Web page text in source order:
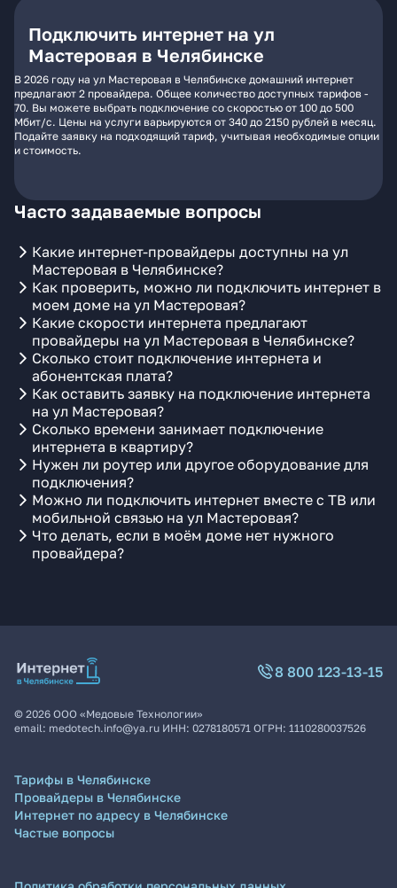
Подключить интернет на ул
Мастеровая в Челябинске
В 2026 году на ул Мастеровая в Челябинске домашний интернет
предлагают 2 провайдера. Общее количество доступных тарифов -
70. Вы можете выбрать подключение со скоростью от 100 до 500
Мбит/с. Цены на услуги варьируются от 340 до 2150 рублей в месяц.
Подайте заявку на подходящий тариф, учитывая необходимые опции
и стоимость.
Часто задаваемые вопросы
Какие интернет-провайдеры доступны на ул
Мастеровая в Челябинске?
Как проверить, можно ли подключить интернет в
моем доме на ул Мастеровая?
Какие скорости интернета предлагают
провайдеры на ул Мастеровая в Челябинске?
Сколько стоит подключение интернета и
абонентская плата?
Как оставить заявку на подключение интернета
на ул Мастеровая?
Сколько времени занимает подключение
интернета в квартиру?
Нужен ли роутер или другое оборудование для
подключения?
Можно ли подключить интернет вместе с ТВ или
мобильной связью на ул Мастеровая?
Что делать, если в моём доме нет нужного
провайдера?
8 800 123-13-15
© 2026 ООО «Медовые Технологии»
email: medotech.info@ya.ru ИНН: 0278180571 ОГРН: 1110280037526
Тарифы в Челябинске
Провайдеры в Челябинске
Интернет по адресу в Челябинске
Частые вопросы